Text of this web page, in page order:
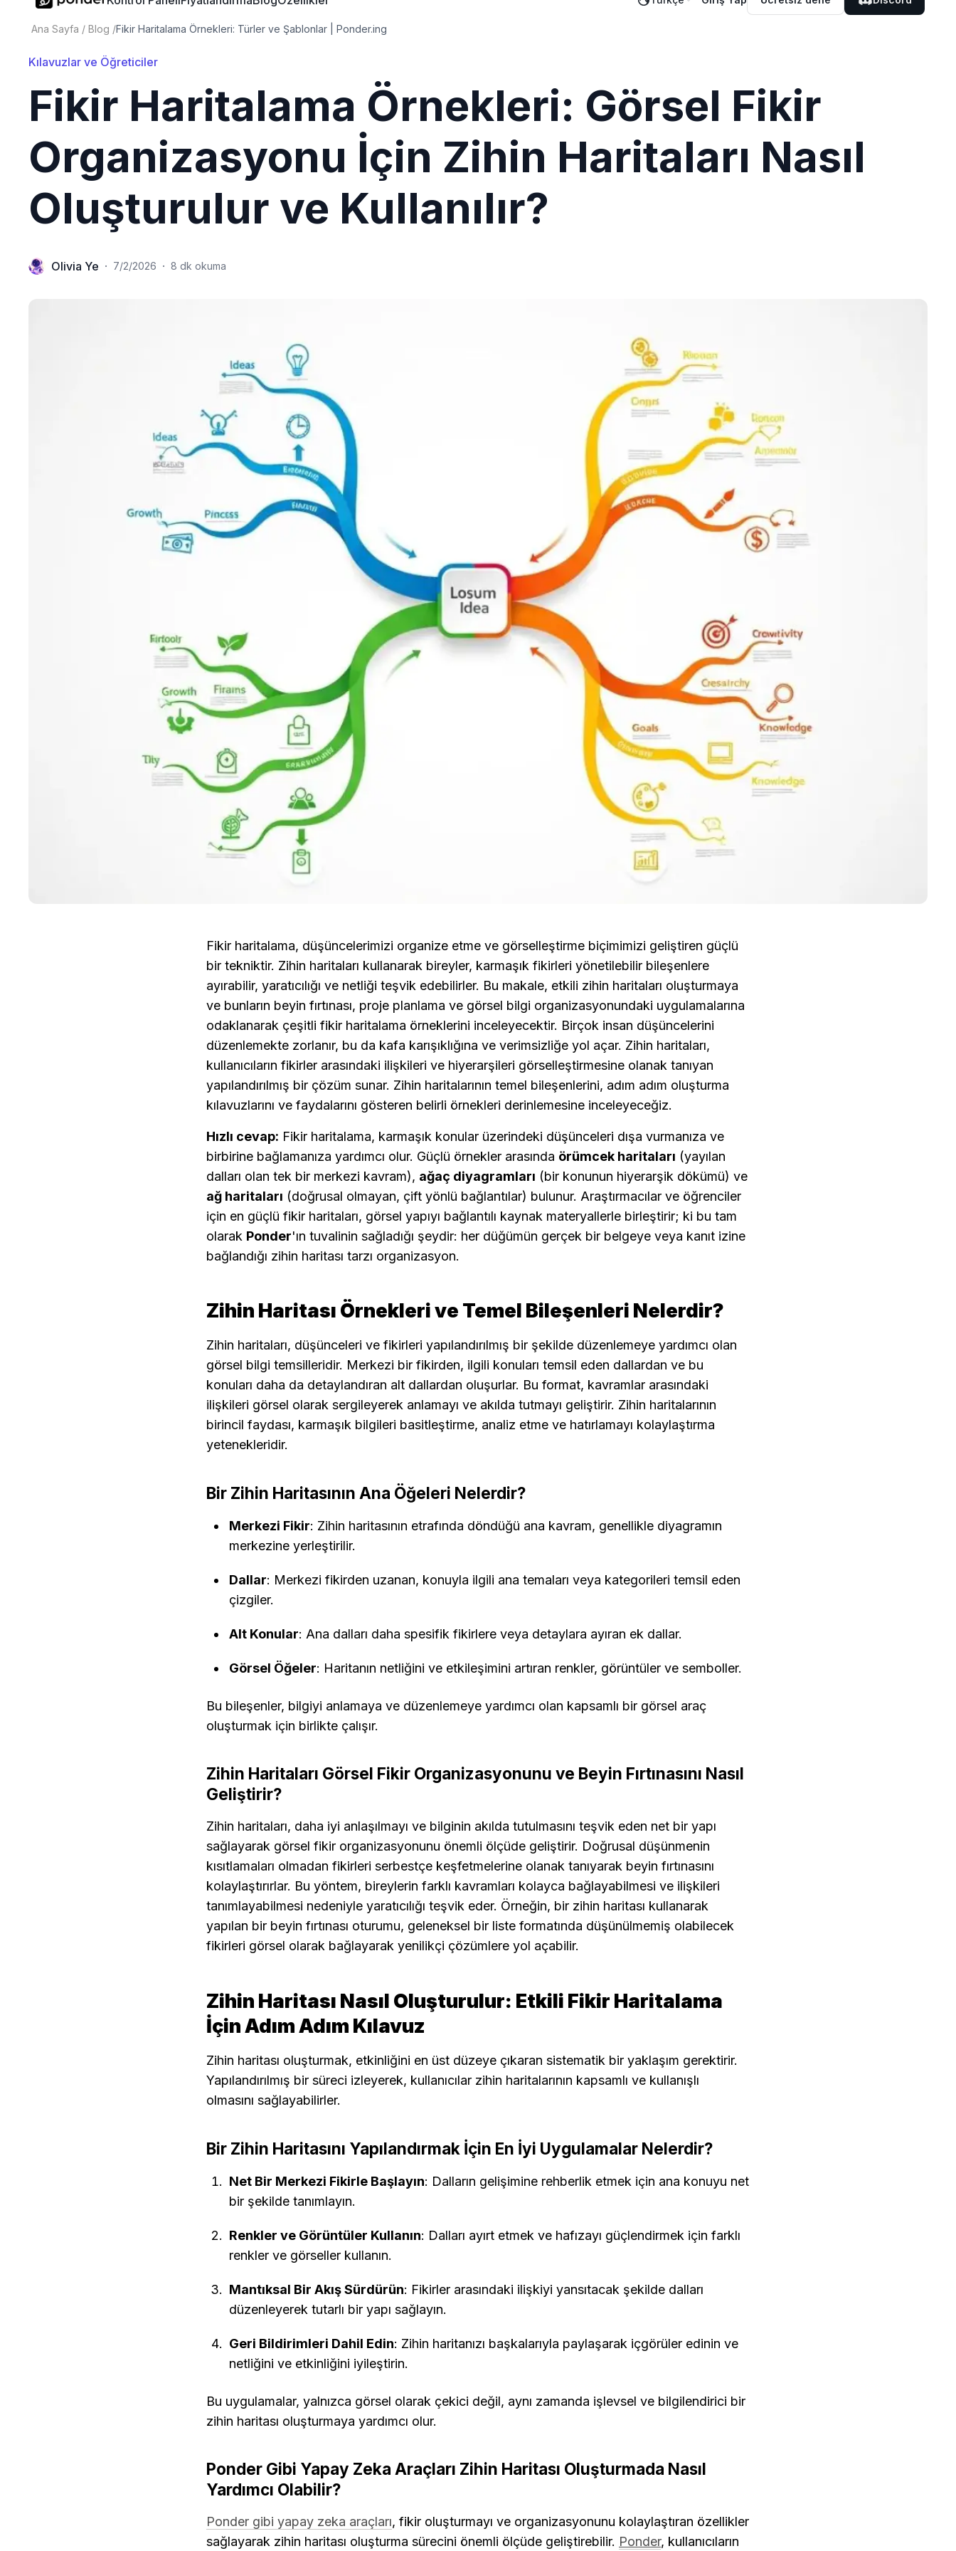
Ana Sayfa / Blog /Fikir Haritalama Örnekleri: Türler ve Şablonlar | Ponder.ing
Kılavuzlar ve Öğreticiler
Fikir Haritalama Örnekleri: Görsel Fikir
Organizasyonu İçin Zihin Haritaları Nasıl
Oluşturulur ve Kullanılır?
Olivia Ye · 7/2/2026 · 8 dk okuma
Fikir haritalama, düşüncelerimizi organize etme ve görselleştirme biçimimizi geliştiren güçlü
bir tekniktir. Zihin haritaları kullanarak bireyler, karmaşık fikirleri yönetilebilir bileşenlere
ayırabilir, yaratıcılığı ve netliği teşvik edebilirler. Bu makale, etkili zihin haritaları oluşturmaya
ve bunların beyin fırtınası, proje planlama ve görsel bilgi organizasyonundaki uygulamalarına
odaklanarak çeşitli fikir haritalama örneklerini inceleyecektir. Birçok insan düşüncelerini
düzenlemekte zorlanır, bu da kafa karışıklığına ve verimsizliğe yol açar. Zihin haritaları,
kullanıcıların fikirler arasındaki ilişkileri ve hiyerarşileri görselleştirmesine olanak tanıyan
yapılandırılmış bir çözüm sunar. Zihin haritalarının temel bileşenlerini, adım adım oluşturma
kılavuzlarını ve faydalarını gösteren belirli örnekleri derinlemesine inceleyeceğiz.
Hızlı cevap: Fikir haritalama, karmaşık konular üzerindeki düşünceleri dışa vurmanıza ve
birbirine bağlamanıza yardımcı olur. Güçlü örnekler arasında örümcek haritaları (yayılan
dalları olan tek bir merkezi kavram), ağaç diyagramları
ağ haritaları (doğrusal olmayan, çift yönlü bağlantılar) bulunur. Araştırmacılar ve öğrenciler
için en güçlü fikir haritaları, görsel yapıyı bağlantılı kaynak materyallerle birleştirir; ki bu tam
olarak Ponder'ın tuvalinin sağladığı şeydir: her düğümün gerçek bir belgeye veya kanıt izine
bağlandığı zihin haritası tarzı organizasyon.
Zihin Haritası Örnekleri ve Temel Bileşenleri Nelerdir?
Zihin haritaları, düşünceleri ve fikirleri yapılandırılmış bir şekilde düzenlemeye yardımcı olan
görsel bilgi temsilleridir. Merkezi bir fikirden, ilgili konuları temsil eden dallardan ve bu
konuları daha da detaylandıran alt dallardan oluşurlar. Bu format, kavramlar arasındaki
ilişkileri görsel olarak sergileyerek anlamayı ve akılda tutmayı geliştirir. Zihin haritalarının
birincil faydası, karmaşık bilgileri basitleştirme, analiz etme ve hatırlamayı kolaylaştırma
yetenekleridir.
Bir Zihin Haritasının Ana Öğeleri Nelerdir?
Merkezi Fikir: Zihin haritasının etrafında döndüğü ana kavram, genellikle diyagramın
merkezine yerleştirilir.
Dallar: Merkezi fikirden uzanan, konuyla ilgili ana temaları veya kategorileri temsil eden
çizgiler.
Alt Konular: Ana dalları daha spesifik fikirlere veya detaylara ayıran ek dallar.
Görsel Öğeler: Haritanın netliğini ve etkileşimini artıran renkler, görüntüler ve semboller.
Bu bileşenler, bilgiyi anlamaya ve düzenlemeye yardımcı olan kapsamlı bir görsel araç
oluşturmak için birlikte çalışır.
Zihin Haritaları Görsel Fikir Organizasyonunu ve Beyin Fırtınasını Nasıl
Geliştirir?
Zihin haritaları, daha iyi anlaşılmayı ve bilginin akılda tutulmasını teşvik eden net bir yapı
sağlayarak görsel fikir organizasyonunu önemli ölçüde geliştirir. Doğrusal düşünmenin
kısıtlamaları olmadan fikirleri serbestçe keşfetmelerine olanak tanıyarak beyin fırtınasını
kolaylaştırırlar. Bu yöntem, bireylerin farklı kavramları kolayca bağlayabilmesi ve ilişkileri
tanımlayabilmesi nedeniyle yaratıcılığı teşvik eder. Örneğin, bir zihin haritası kullanarak
yapılan bir beyin fırtınası oturumu, geleneksel bir liste formatında düşünülmemiş olabilecek
fikirleri görsel olarak bağlayarak yenilikçi çözümlere yol açabilir.
Zihin Haritası Nasıl Oluşturulur: Etkili Fikir Haritalama
İçin Adım Adım Kılavuz
Zihin haritası oluşturmak, etkinliğini en üst düzeye çıkaran sistematik bir yaklaşım gerektirir.
Yapılandırılmış bir süreci izleyerek, kullanıcılar zihin haritalarının kapsamlı ve kullanışlı
olmasını sağlayabilirler.
Bir Zihin Haritasını Yapılandırmak İçin En İyi Uygulamalar Nelerdir?
Net Bir Merkezi Fikirle Başlayın: Dalların gelişimine rehberlik etmek için ana konuyu net
bir şekilde tanımlayın.
Renkler ve Görüntüler Kullanın: Dalları ayırt etmek ve hafızayı güçlendirmek için farklı
renkler ve görseller kullanın.
Mantıksal Bir Akış Sürdürün: Fikirler arasındaki ilişkiyi yansıtacak şekilde dalları
düzenleyerek tutarlı bir yapı sağlayın.
Geri Bildirimleri Dahil Edin: Zihin haritanızı başkalarıyla paylaşarak içgörüler edinin ve
netliğini ve etkinliğini iyileştirin.
Bu uygulamalar, yalnızca görsel olarak çekici değil, aynı zamanda işlevsel ve bilgilendirici bir
zihin haritası oluşturmaya yardımcı olur.
Ponder Gibi Yapay Zeka Araçları Zihin Haritası Oluşturmada Nasıl
Yardımcı Olabilir?
Ponder gibi yapay zeka araçları, fikir oluşturmayı ve organizasyonunu kolaylaştıran özellikler
sağlayarak zihin haritası oluşturma sürecini önemli ölçüde geliştirebilir. Ponder, kullanıcıların